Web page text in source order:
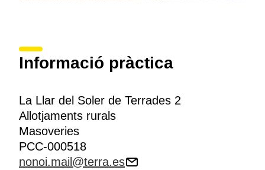
Informació pràctica
La Llar del Soler de Terrades 2
Allotjaments rurals
Masoveries
PCC-000518
nonoi.mail@terra.es